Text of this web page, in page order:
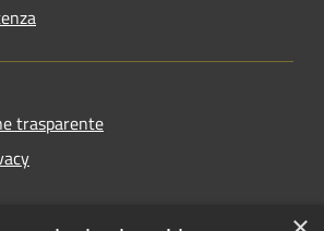
trasparente